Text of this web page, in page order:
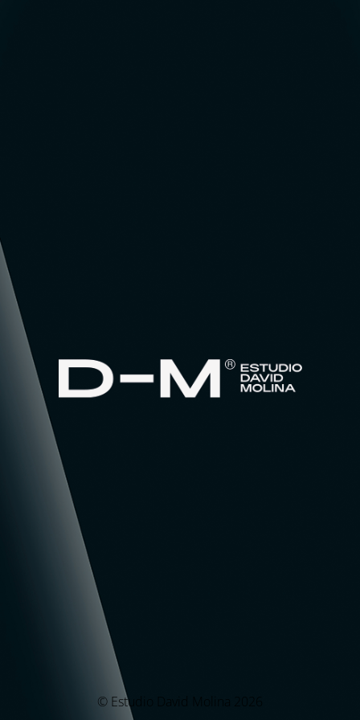
© Estudio David Molina 2026